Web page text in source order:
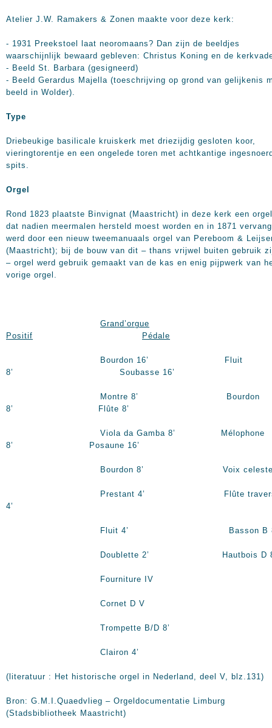
Atelier J.W. Ramakers & Zonen maakte voor deze kerk:
- 1931 Preekstoel laat neoromaans? Dan zijn de beeldjes
waarschijnlijk bewaard gebleven: Christus Koning en de
- Beeld St. Barbara (gesigneerd)
- Beeld Gerardus Majella (toeschrijving op grond van gelijkenis
beeld in Wolder).
Type
Driebeukige basilicale kruiskerk met driezijdig gesloten koor,
vieringtorentje en een ongelede toren met achtkantige
spits.
Orgel
Rond 1823 plaatste Binvignat (Maastricht) in deze kerk een
dat nadien meermalen hersteld moest worden en in 1871
werd door een nieuw tweemanuaals orgel van Pereboom &
(Maastricht); bij de bouw van dit – thans vrijwel buiten gebruik
– orgel werd gebruik gemaakt van de kas en enig pijpwerk van
vorige orgel.
Grand’orgue
Positif
Pédale
Bourdon 16’ Fluit
8’ Soubasse 16’
Montre 8’ Bourdon
8’ Flûte 8’
Viola da Gamba 8’ Mélophone
8’ Posaune 16’
Bourdon 8’ Voix celeste
Prestant 4’ Flûte
4’
Fluit 4’ Basson B
Doublette 2’ Hautbois D
Fourniture IV
Cornet D V
Trompette B/D 8’
Clairon 4’
(literatuur : Het historische orgel in Nederland, deel V, blz.131)
Bron: G.M.I.Quaedvlieg – Orgeldocumentatie Limburg
(Stadsbibliotheek Maastricht)